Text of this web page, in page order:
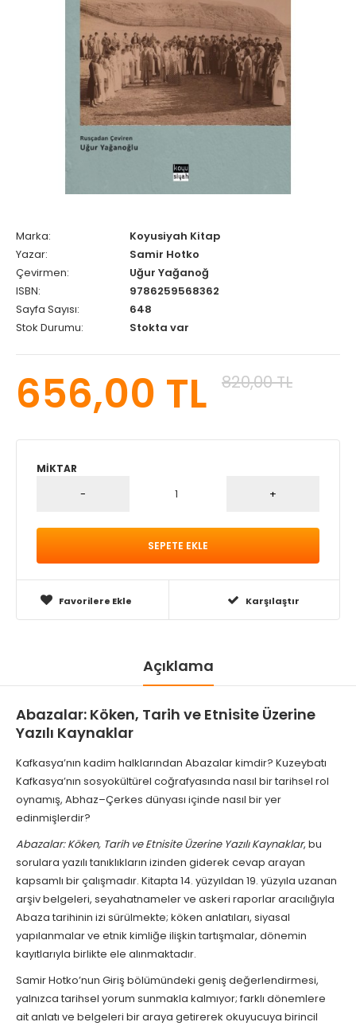
Marka:
Koyusiyah Kitap
Yazar:
Samir Hotko
Çevirmen:
Uğur Yağanoğ
ISBN:
9786259568362
Sayfa Sayısı:
648
Stok Durumu:
Stokta var
656,00 TL 820,00 TL
MIKTAR
Favorilere Ekle Karşılaştır
Açıklama
Abazalar: Köken, Tarih ve Etnisite Üzerine
Yazılı Kaynaklar
Kafkasya’nın kadim halklarından Abazalar kimdir? Kuzeybatı
Kafkasya’nın sosyokültürel coğrafyasında nasıl bir tarihsel rol
oynamış, Abhaz–Çerkes dünyası içinde nasıl bir yer
edinmişlerdir?
Abazalar: Köken, Tarih ve Etnisite Üzerine Yazılı Kaynaklar, bu
sorulara yazılı tanıklıkların izinden giderek cevap arayan
kapsamlı bir çalışmadır. Kitapta 14. yüzyıldan 19. yüzyıla uzanan
arşiv belgeleri, seyahatnameler ve askeri raporlar aracılığıyla
Abaza tarihinin izi sürülmekte; köken anlatıları, siyasal
yapılanmalar ve etnik kimliğe ilişkin tartışmalar, dönemin
kayıtlarıyla birlikte ele alınmaktadır.
Samir Hotko’nun Giriş bölümündeki geniş değerlendirmesi,
yalnızca tarihsel yorum sunmakla kalmıyor; farklı dönemlere
ait anlatı ve belgeleri bir araya getirerek okuyucuya birincil